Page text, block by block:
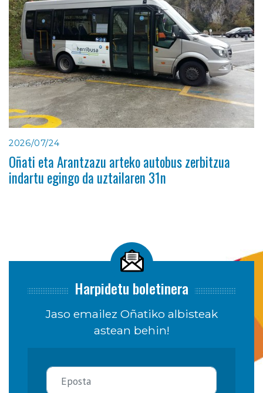
2026/07/24
Oñati eta Arantzazu arteko autobus zerbitzua
indartu egingo da uztailaren 31n
Harpidetu boletinera
Jaso emailez Oñatiko albisteak
astean behin!